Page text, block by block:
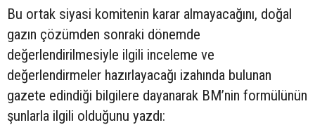
Bu ortak siyasi komitenin karar almayacağını, doğal
gazın çözümden sonraki dönemde
değerlendirilmesiyle ilgili inceleme ve
değerlendirmeler hazırlayacağı izahında bulunan
gazete edindiği bilgilere dayanarak BM’nin formülünün
şunlarla ilgili olduğunu yazdı: